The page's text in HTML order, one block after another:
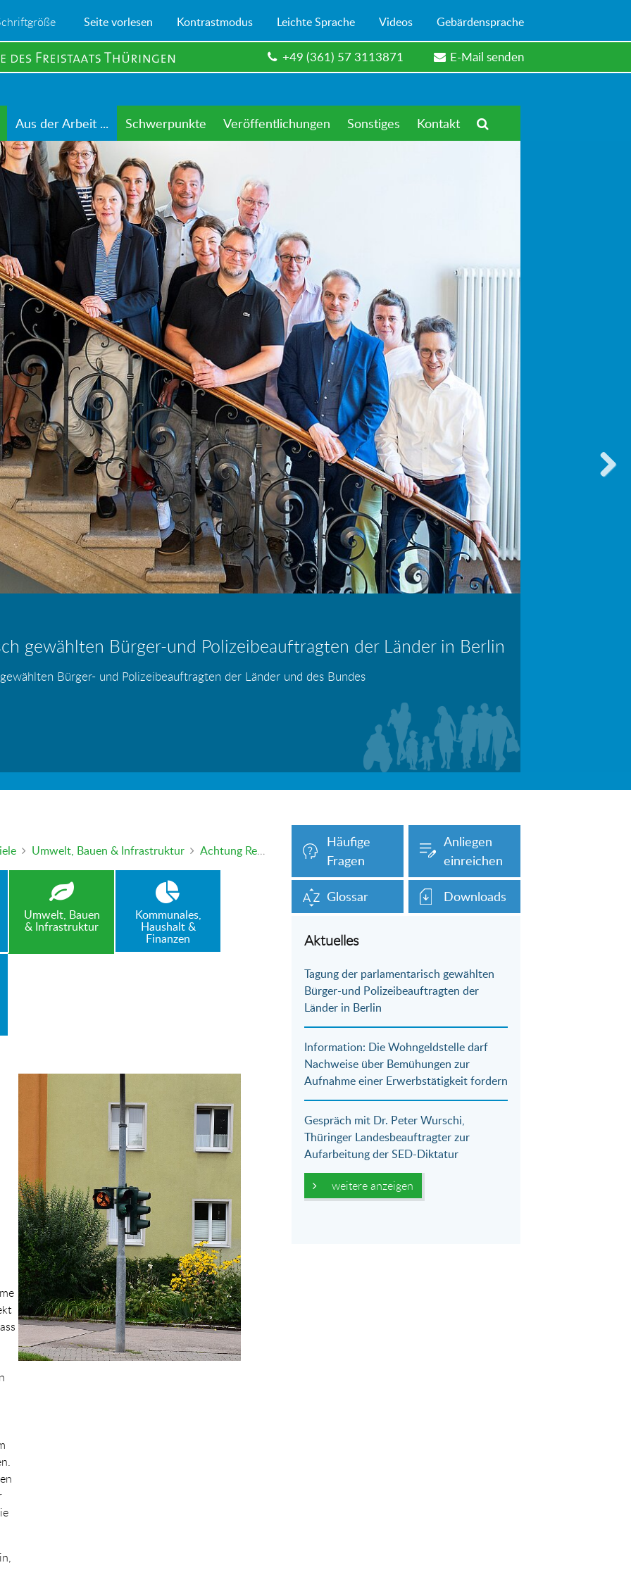
Seite vorlesen Kontrastmodus Leichte Sprache Videos Gebärdensprache
+49 (361) 57 3113871 E-Mail senden
Aus der Arbeit ... Schwerpunkte Veröffentlichungen Sonstiges Kontakt
gewählten Bürger-und Polizeibeauftragten der Länder in Berlin
Bürger- und Polizeibeauftragten der Länder und des Bundes
Information: Die Wohngeldstelle darf Nachweise über Bemühungen zur Aufnahme einer Erwerbstätigkeit fordern
– wer haftet für die Folgen?
Blei - gefährlich und inzwischen auch verboten!
mündlich an die Bürgerbeauftragte wenden. Nutzen Sie auch unser Onlineformular auf dieser
Umwelt, Bauen & Infrastruktur Achtung Rechtsabbieger! – Neues Ampelsignal zum Schutz für Fußgänger
Umwelt, Bauen
& Infrastruktur
Kommunales,
Haushalt &
Finanzen
Show larger version for:
Häufige
Fragen
Anliegen
einreichen
Glossar Downloads
Aktuelles
Tagung der parlamentarisch gewählten
Bürger-und Polizeibeauftragten der
Länder in Berlin
Information: Die Wohngeldstelle darf
Nachweise über Bemühungen zur
Aufnahme einer Erwerbstätigkeit fordern
Gespräch mit Dr. Peter Wurschi,
Thüringer Landesbeauftragter zur
Aufarbeitung der SED-Diktatur
weitere anzeigen